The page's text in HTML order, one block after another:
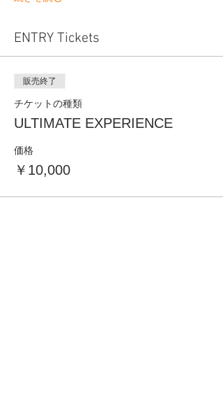
ENTRY Tickets
販売終了
チケットの種類
ULTIMATE EXPERIENCE
価格
￥10,000